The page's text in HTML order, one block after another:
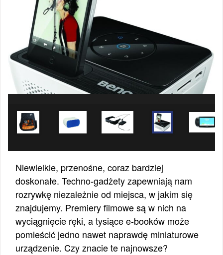
Niewielkie, przenośne, coraz bardziej
doskonałe. Techno-gadżety zapewniają nam
rozrywkę niezależnie od miejsca, w jakim się
znajdujemy. Premiery filmowe są w nich na
wyciągnięcie ręki, a tysiące e-booków może
pomieścić jedno nawet naprawdę miniaturowe
urządzenie. Czy znacie te najnowsze?